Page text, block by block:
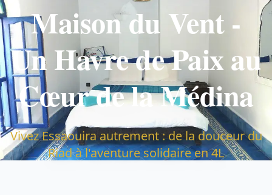
Maison du Vent -
Un Havre de Paix au
Cœur de la Médina
Vivez Essaouira autrement : de la douceur du
Riad à l'aventure solidaire en 4L